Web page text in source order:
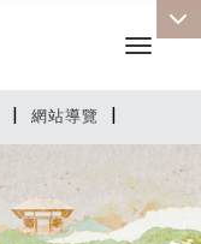
| 網站導覽 |
Toggle